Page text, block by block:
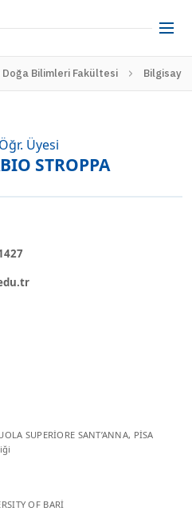
Bilimleri Fakültesi
Üyesi
STROPPA
SUPERİORE SANT’ANNA, PİSA
OF BARİ